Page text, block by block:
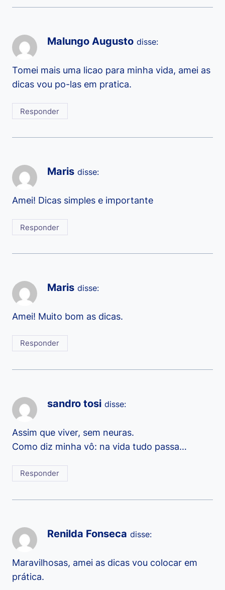
Malungo Augusto disse:
Tomei mais uma licao para minha vida, amei as
dicas vou po-las em pratica.
Responder
Maris disse:
Amei! Dicas simples e importante
Responder
Maris disse:
Amei! Muito bom as dicas.
Responder
sandro tosi disse:
Assim que viver, sem neuras.
Como diz minha vô: na vida tudo passa…
Responder
Renilda Fonseca disse:
Maravilhosas, amei as dicas vou colocar em
prática.